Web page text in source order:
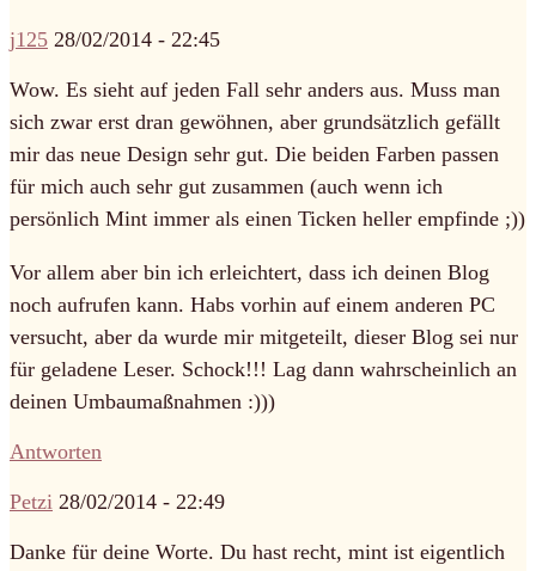
j125 28/02/2014 - 22:45
Wow. Es sieht auf jeden Fall sehr anders aus. Muss man
sich zwar erst dran gewöhnen, aber grundsätzlich gefällt
mir das neue Design sehr gut. Die beiden Farben passen
für mich auch sehr gut zusammen (auch wenn ich
persönlich Mint immer als einen Ticken heller empfinde ;))
Vor allem aber bin ich erleichtert, dass ich deinen Blog
noch aufrufen kann. Habs vorhin auf einem anderen PC
versucht, aber da wurde mir mitgeteilt, dieser Blog sei nur
für geladene Leser. Schock!!! Lag dann wahrscheinlich an
deinen Umbaumaßnahmen :)))
Antworten
Petzi 28/02/2014 - 22:49
Danke für deine Worte. Du hast recht, mint ist eigentlich